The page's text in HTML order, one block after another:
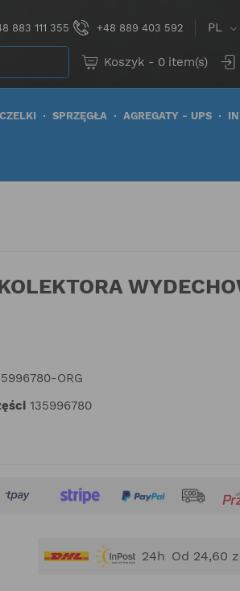
883 111 355 +48 889 403 592 PL
Koszyk - 0 item(s)
SPRZĘGŁA AGREGATY - UPS
ORG
135996780
24h Od 24,60